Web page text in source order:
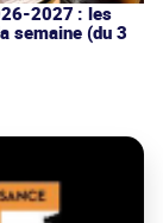
2027 : les
semaine (du 3